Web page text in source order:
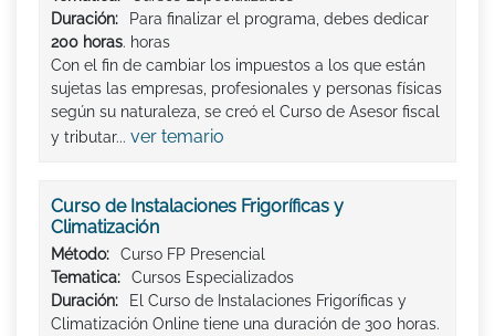
Duración:
Para finalizar el programa, debes dedicar
200 horas. horas
Con el fin de cambiar los impuestos a los que están
sujetas las empresas, profesionales y personas físicas
según su naturaleza, se creó el Curso de Asesor fiscal
y tributar... ver temario
Curso de Instalaciones Frigoríficas y
Climatización
Método:
Curso FP Presencial
Tematica:
Cursos Especializados
Duración:
El Curso de Instalaciones Frigoríficas y
Climatización Online tiene una duración de 300 horas.